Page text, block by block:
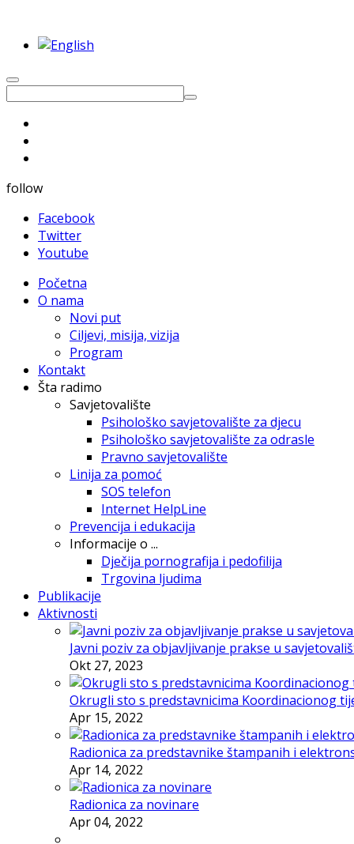
follow
Facebook
Twitter
Youtube
Početna
O nama
Novi put
Ciljevi, misija, vizija
Program
Kontakt
Šta radimo
Savjetovalište
Psihološko savjetovalište za djecu
Psihološko savjetovalište za odrasle
Pravno savjetovalište
Linija za pomoć
SOS telefon
Internet HelpLine
Prevencija i edukacija
Informacije o ...
Dječija pornografija i pedofilija
Trgovina ljudima
Publikacije
Aktivnosti
Javni poziv za objavljivanje prakse u
Okt 27, 2023
Okrugli sto s predstavnicima Koordinacionog
Apr 15, 2022
Radionica za predstavnike štampanih i
Apr 14, 2022
Radionica za novinare
Apr 04, 2022